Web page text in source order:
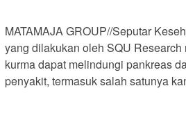
MATAMAJA GROUP//Seputar
yang dilakukan oleh SQU
kurma dapat melindungi pankreas
penyakit, termasuk salah satunya